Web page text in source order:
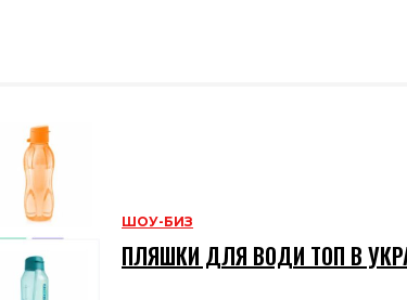
ШОУ-БИЗ
ПЛЯШКИ ДЛЯ ВОДИ ТОП В